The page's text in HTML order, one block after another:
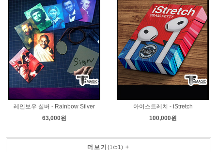
레인보우 실버 - Rainbow Silver
63,000원
아이스트레치 - iStretch
100,000원
더보기 (1/51) +